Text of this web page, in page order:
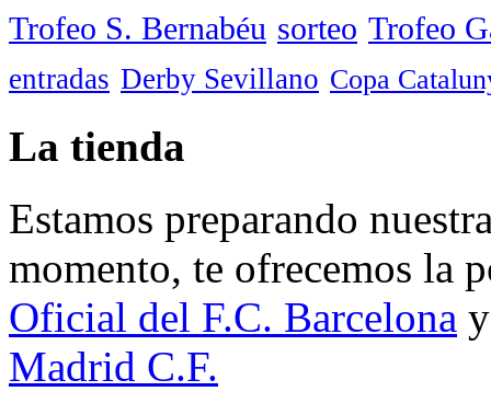
Trofeo S. Bernabéu sorteo Trofeo
entradas Derby Sevillano Copa
La tienda
Estamos preparando
momento, te ofrecemos la
Oficial del F.C. Barcelona
Madrid C.F.